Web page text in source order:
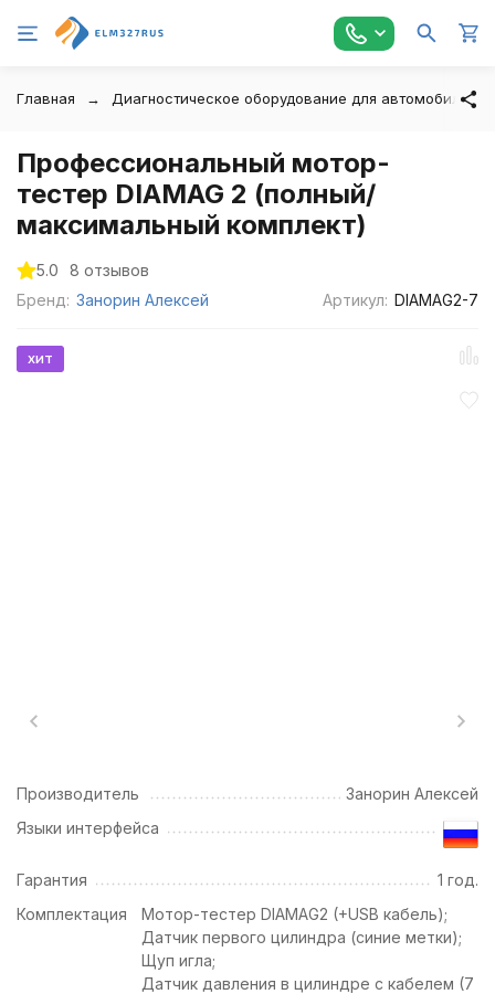
Главная Диагностическое оборудование для автомобилей
Профессиональный мотор-
тестер DIAMAG 2 (полный/
максимальный комплект)
5.0
8 отзывов
Бренд: Занорин Алексей Артикул: DIAMAG2-7
хит
Производитель
Занорин Алексей
Языки интерфейса
Гарантия
1 год.
Комплектация
Мотор-тестер DIAMAG2 (+USB кабель);
Датчик первого цилиндра (синие метки);
Щуп игла;
Датчик давления в цилиндре с кабелем (7